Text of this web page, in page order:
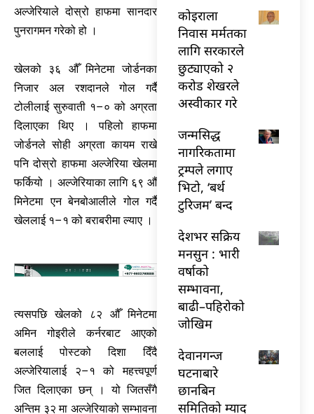
अल्जेरियाले दोस्रो हाफमा सानदार
पुनरागमन गरेको हो ।
खेलको ३६ औँ मिनेटमा जोर्डनका
निजार अल रशदानले गोल गर्दै
टोलीलाई सुरुवाती १–० को अग्रता
दिलाएका थिए । पहिलो हाफमा
जोर्डनले सोही अग्रता कायम राखे
पनि दोस्रो हाफमा अल्जेरिया खेलमा
फर्कियो । अल्जेरियाका लागि ६९ औँ
मिनेटमा एन बेनबोआलीले गोल गर्दै
खेललाई १–१ को बराबरीमा ल्याए ।
त्यसपछि खेलको ८२ औँ मिनेटमा
अमिन गोइरीले कर्नरबाट आएको
बललाई पोस्टको दिशा दिँदै
अल्जेरियालाई २–१ को महत्त्वपूर्ण
जित दिलाएका छन् । यो जितसँगै
अन्तिम ३२ मा अल्जेरियाको सम्भावना
कोइराला
निवास मर्मतका
लागि सरकारले
छुट्याएको २
करोड शेखरले
अस्वीकार गरे
जन्मसिद्ध
नागरिकतामा
ट्रम्पले लगाए
भिटो, ‘बर्थ
टुरिजम’ बन्द
देशभर सक्रिय
मनसुन : भारी
वर्षाको
सम्भावना,
बाढी–पहिरोको
जोखिम
देवानगन्ज
घटनाबारे
छानबिन
समितिको म्याद